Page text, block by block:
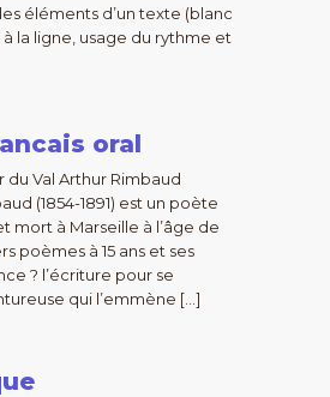
éléments d’un texte (blanc
la ligne, usage du rythme et
oral
du Val Arthur Rimbaud
(1854-1891) est un poète
mort à Marseille à l’âge de
poèmes à 15 ans et ses
? l’écriture pour se
qui l’emmène […]